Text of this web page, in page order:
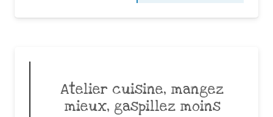
Atelier cuisine, mangez
mieux, gaspillez moins